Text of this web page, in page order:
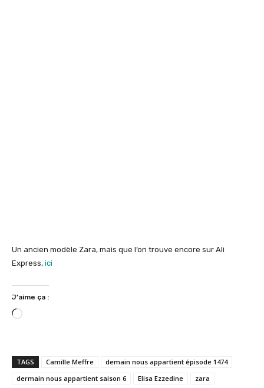
Un ancien modèle Zara, mais que l’on trouve encore sur Ali
Express, ici
J’aime ça :
C
r
g
e
TAGS Camille Meffre
demain nous appartient épisode 1474
dermain nous appartient saison 6
Elisa Ezzedine zara